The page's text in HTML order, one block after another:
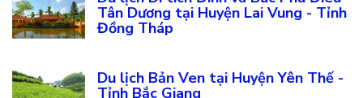
Tân Dương tại Huyện Lai Vung - Tỉnh
Đồng Tháp
Du lịch Bản Ven tại Huyện Yên Thế -
Tỉnh Bắc Giang